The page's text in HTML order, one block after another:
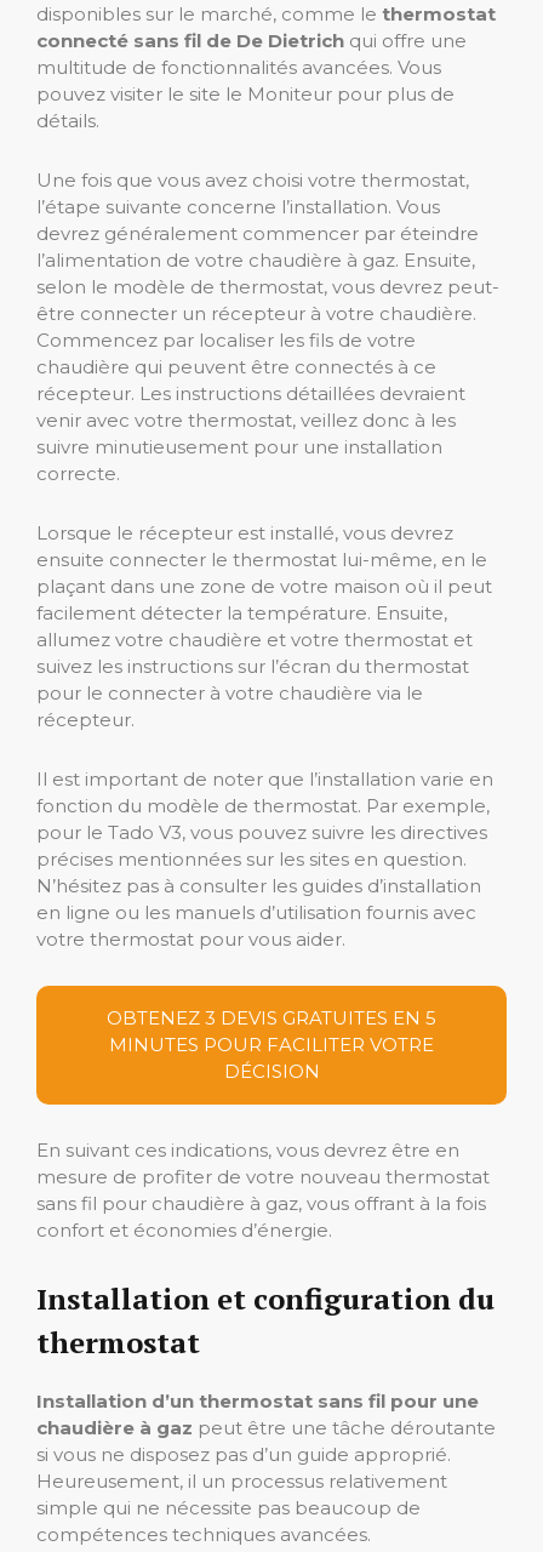
disponibles sur le marché, comme le thermostat
connecté sans fil de De Dietrich qui offre une
multitude de fonctionnalités avancées. Vous
pouvez visiter le site le Moniteur pour plus de
détails.
Une fois que vous avez choisi votre thermostat,
l’étape suivante concerne l’installation. Vous
devrez généralement commencer par éteindre
l’alimentation de votre chaudière à gaz. Ensuite,
selon le modèle de thermostat, vous devrez peut-
être connecter un récepteur à votre chaudière.
Commencez par localiser les fils de votre
chaudière qui peuvent être connectés à ce
récepteur. Les instructions détaillées devraient
venir avec votre thermostat, veillez donc à les
suivre minutieusement pour une installation
correcte.
Lorsque le récepteur est installé, vous devrez
ensuite connecter le thermostat lui-même, en le
plaçant dans une zone de votre maison où il peut
facilement détecter la température. Ensuite,
allumez votre chaudière et votre thermostat et
suivez les instructions sur l’écran du thermostat
pour le connecter à votre chaudière via le
récepteur.
Il est important de noter que l’installation varie en
fonction du modèle de thermostat. Par exemple,
pour le Tado V3, vous pouvez suivre les directives
précises mentionnées sur les sites en question.
N’hésitez pas à consulter les guides d’installation
en ligne ou les manuels d’utilisation fournis avec
votre thermostat pour vous aider.
OBTENEZ 3 DEVIS GRATUITES EN 5
MINUTES POUR FACILITER VOTRE
DÉCISION
En suivant ces indications, vous devrez être en
mesure de profiter de votre nouveau thermostat
sans fil pour chaudière à gaz, vous offrant à la fois
confort et économies d’énergie.
Installation et configuration du
thermostat
Installation d’un thermostat sans fil pour une
chaudière à gaz peut être une tâche déroutante
si vous ne disposez pas d’un guide approprié.
Heureusement, il un processus relativement
simple qui ne nécessite pas beaucoup de
compétences techniques avancées.